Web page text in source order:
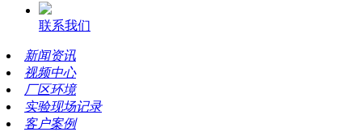
联系我们
新闻资讯
视频中心
厂区环境
实验现场记录
客户案例